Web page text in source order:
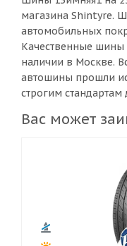
магазина Shintyre.
автомобильных
Качественные шины
наличии в Москве.
автошины прошли
строгим
Вас может